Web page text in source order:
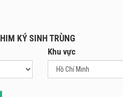
KÝ SINH TRÙNG
Khu vực